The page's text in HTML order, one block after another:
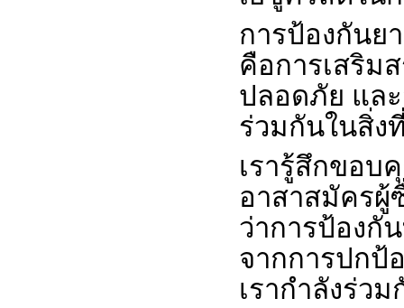
การป้องกันย
คือการเสริม
ปลอดภัย แล
ร่วมกันในสิ่ง
เรารู้สึกขอบ
อาสาสมัคร
ว่าการป้องกั
จากการปกป้
เรากำลังร่ว